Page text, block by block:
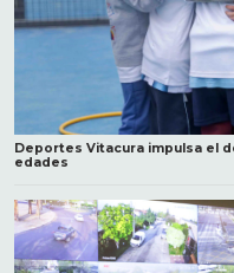
Deportes Vitacura impulsa el
edades